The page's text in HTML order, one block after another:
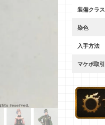
装備クラス
染色
入手方法
マケボ取引